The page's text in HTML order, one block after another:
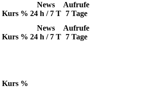
Kurs %
News
24 h / 7 T
Aufrufe
7 Tage
Kurs %
News
24 h / 7 T
Aufrufe
7 Tage
Kurs %